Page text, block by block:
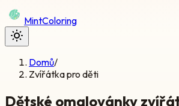
MintColoring
Domů/
Zvířátka pro děti
Dětské omalovánky